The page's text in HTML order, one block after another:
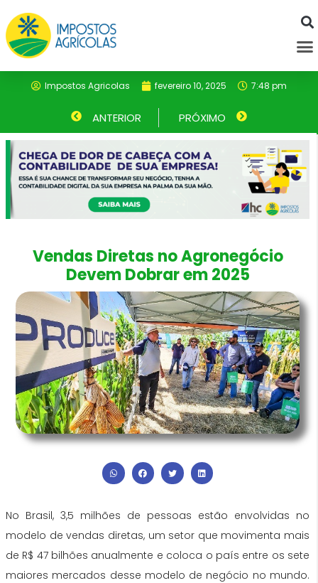
para
Impostos Agricolas fevereiro 10, 2025 7:48 pm
Anterior
ANTERIOR PRÓXIMO Próximo
Vendas Diretas no Agronegócio
Devem Dobrar em 2025
No Brasil, 3,5 milhões de pessoas estão envolvidas no
modelo de vendas diretas, um setor que movimenta mais
de R$ 47 bilhões anualmente e coloca o país entre os sete
maiores mercados desse modelo de negócio no mundo.